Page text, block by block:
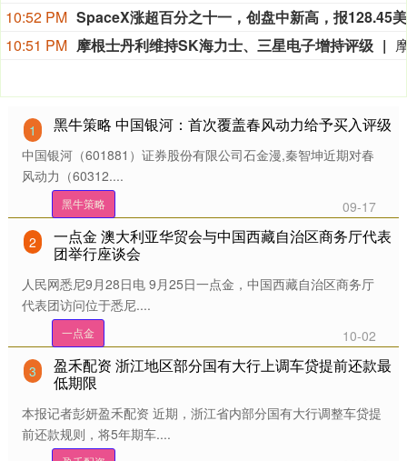
10:52 PM
10:51 PM 摩根士丹利维持SK海力士、三星电子增持评级
1 黑牛策略 中国银河：首次覆盖春风动力给予买入评级
中国银河（601881）证券股份有限公司石金漫,秦智坤近期对春
风动力（60312....
黑牛策略
09-17
2
一点金 澳大利亚华贸会与中国西藏自治区商务厅代表
团举行座谈会
人民网悉尼9月28日电 9月25日一点金，中国西藏自治区商务厅
代表团访问位于悉尼....
一点金
10-02
3
盈禾配资 浙江地区部分国有大行上调车贷提前还款最
低期限
本报记者彭妍盈禾配资 近期，浙江省内部分国有大行调整车贷提
前还款规则，将5年期车....